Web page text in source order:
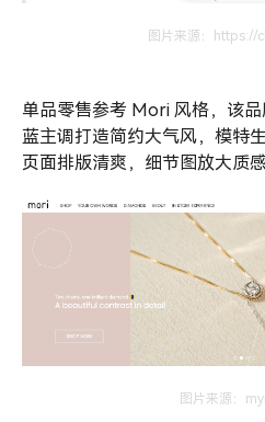
图片来源：
单品零售参考 Mori 风格，该
蓝主调打造简约大气风，模特
页面排版清爽，细节图放大质
图片来源：